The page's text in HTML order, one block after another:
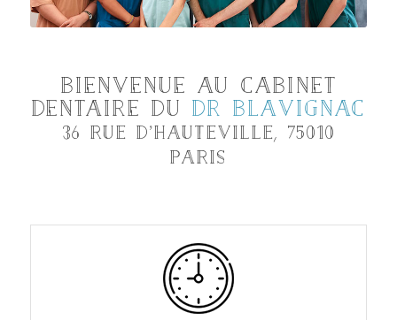
Bienvenue au cabinet
dentaire du Dr Blavignac
36 Rue d’Hauteville, 75010
Paris